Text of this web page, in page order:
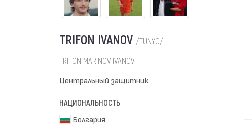
TRIFON IVANOV /TUNYO/
TRIFON MARINOV IVANOV
Центральный защитник
НАЦИОНАЛЬНОСТЬ
Болгария